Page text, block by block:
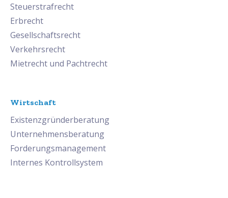
Steuerstrafrecht
Erbrecht
Gesellschaftsrecht
Verkehrsrecht
Mietrecht und Pachtrecht
Wirtschaft
Existenzgründerberatung
Unternehmensberatung
Forderungsmanagement
Internes Kontrollsystem